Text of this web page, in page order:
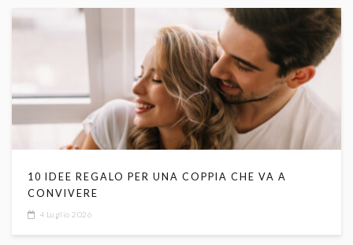
10 IDEE REGALO PER UNA COPPIA CHE VA A
CONVIVERE
4 Luglio 2026